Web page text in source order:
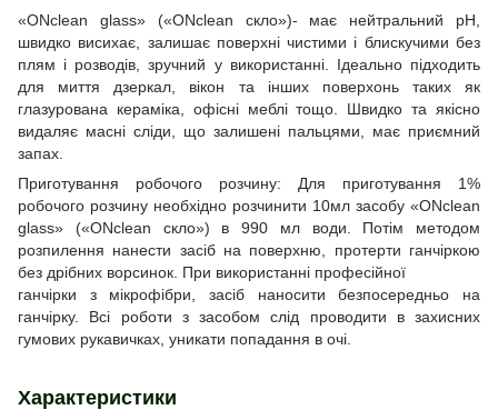
«ONclean glass» («ONclean скло»)- має нейтральний рН,
швидко висихає, залишає поверхні чистими і блискучими без
плям і розводів, зручний у використанні. Ідеально підходить
для миття дзеркал, вікон та інших поверхонь таких як
глазурована кераміка, офісні меблі тощо. Швидко та якісно
видаляє масні сліди, що залишені пальцями, має приємний
запах.
Приготування робочого розчину: Для приготування 1%
робочого розчину необхідно розчинити 10мл засобу «ONclean
glass» («ONclean скло») в 990 мл води. Потім методом
розпилення нанести засіб на поверхню, протерти ганчіркою
без дрібних ворсинок. При використанні професійної
ганчірки з мікрофібри, засіб наносити безпосередньо на
ганчірку. Всі роботи з засобом слід проводити в захисних
гумових рукавичках, уникати попадання в очі.
Характеристики